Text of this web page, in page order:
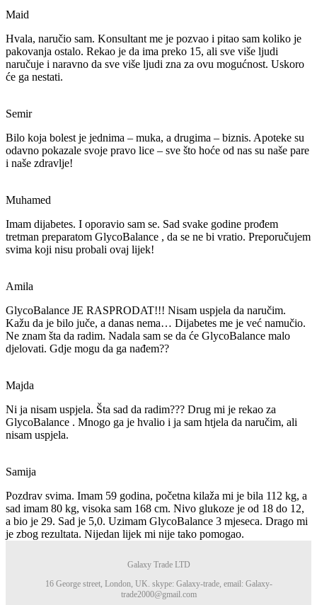
Maid
Hvala, naručio sam. Konsultant me je pozvao i pitao sam koliko je
pakovanja ostalo. Rekao je da ima preko 15, ali sve više ljudi
naručuje i naravno da sve više ljudi zna za ovu mogućnost. Uskoro
će ga nestati.
Semir
Bilo koja bolest je jednima – muka, a drugima – biznis. Apoteke su
odavno pokazale svoje pravo lice – sve što hoće od nas su naše pare
i naše zdravlje!
Muhamed
Imam dijabetes. I oporavio sam se. Sad svake godine prođem
tretman preparatom GlycoBalance , da se ne bi vratio. Preporučujem
svima koji nisu probali ovaj lijek!
Amila
GlycoBalance JE RASPRODAT!!! Nisam uspjela da naručim.
Kažu da je bilo juče, a danas nema… Dijabetes me je već namučio.
Ne znam šta da radim. Nadala sam se da će GlycoBalance malo
djelovati. Gdje mogu da ga nađem??
Majda
Ni ja nisam uspjela. Šta sad da radim??? Drug mi je rekao za
GlycoBalance . Mnogo ga je hvalio i ja sam htjela da naručim, ali
nisam uspjela.
Samija
Pozdrav svima. Imam 59 godina, početna kilaža mi je bila 112 kg, a
sad imam 80 kg, visoka sam 168 cm. Nivo glukoze je od 18 do 12,
a bio je 29. Sad je 5,0. Uzimam GlycoBalance 3 mjeseca. Drago mi
je zbog rezultata. Nijedan lijek mi nije tako pomogao.
Galaxy Trade LTD
16 George street, London, UK. skype: Galaxy-trade, email: Galaxy-
trade2000@gmail.com